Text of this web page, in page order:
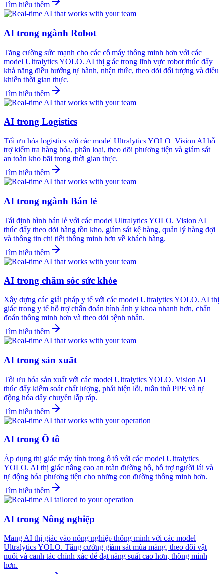
Tìm hiểu thêm
AI trong ngành Robot
Tăng cường sức mạnh cho các cỗ máy thông minh hơn với các
model Ultralytics YOLO. AI thị giác trong lĩnh vực robot thúc đẩy
khả năng điều hướng tự hành, nhận thức, theo dõi đối tượng và điều
khiển thời gian thực.
Tìm hiểu thêm
AI trong Logistics
Tối ưu hóa logistics với các model Ultralytics YOLO. Vision AI hỗ
trợ kiểm tra hàng hóa, phân loại, theo dõi phương tiện và giám sát
an toàn kho bãi trong thời gian thực.
Tìm hiểu thêm
AI trong ngành Bán lẻ
Tái định hình bán lẻ với các model Ultralytics YOLO. Vision AI
thúc đẩy theo dõi hàng tồn kho, giám sát kệ hàng, quản lý hàng đợi
và thông tin chi tiết thông minh hơn về khách hàng.
Tìm hiểu thêm
AI trong chăm sóc sức khỏe
Xây dựng các giải pháp y tế với các model Ultralytics YOLO. AI thị
giác trong y tế hỗ trợ chẩn đoán hình ảnh y khoa nhanh hơn, chẩn
đoán thông minh hơn và theo dõi bệnh nhân.
Tìm hiểu thêm
AI trong sản xuất
Tối ưu hóa sản xuất với các model Ultralytics YOLO. Vision AI
thúc đẩy kiểm soát chất lượng, phát hiện lỗi, tuân thủ PPE và tự
động hóa dây chuyền lắp ráp.
Tìm hiểu thêm
AI trong Ô tô
Áp dụng thị giác máy tính trong ô tô với các model Ultralytics
YOLO. AI thị giác nâng cao an toàn đường bộ, hỗ trợ người lái và
tự động hóa phương tiện cho những con đường thông minh hơn.
Tìm hiểu thêm
AI trong Nông nghiệp
Mang AI thị giác vào nông nghiệp thông minh với các model
Ultralytics YOLO. Tăng cường giám sát mùa màng, theo dõi vật
nuôi và canh tác chính xác để đạt năng suất cao hơn, thông minh
hơn.